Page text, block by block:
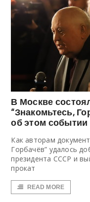
В Москве
“Знакомьтесь,
об этом
Как авторам
Горбачёв” удалось
президента СССР и
прокат
READ MORE